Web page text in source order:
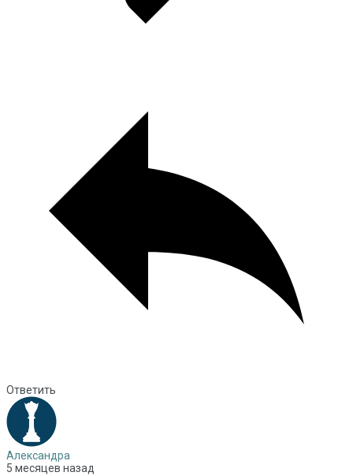
Ответить
Александра
5 месяцев назад